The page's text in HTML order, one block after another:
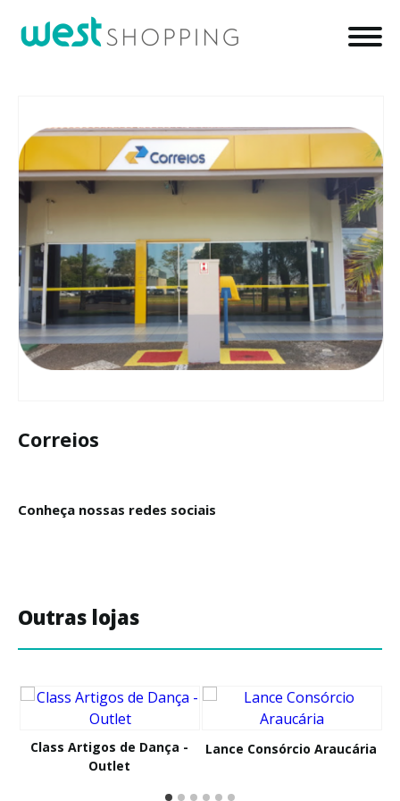
Correios
Conheça nossas redes sociais
Outras lojas
Class Artigos de Dança -
Outlet
Lance Consórcio Araucária